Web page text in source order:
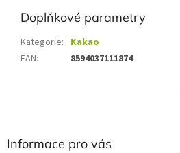
Doplňkové parametry
Kategorie: Kakao
EAN: 8594037111874
Z
Informace pro vás